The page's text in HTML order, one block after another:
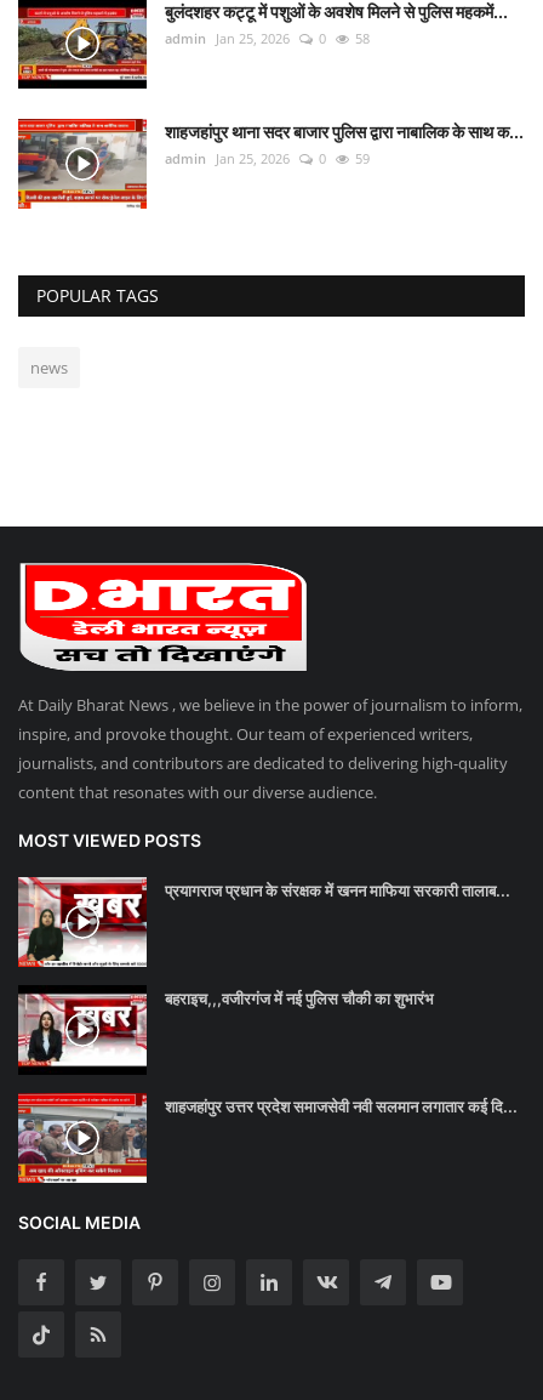
बुलंदशहर कट्टू में पशुओं के अवशेष मिलने से पुलिस महकमें...
admin Jan 25, 2026 0 58
शाहजहांपुर थाना सदर बाजार पुलिस द्वारा नाबालिक के साथ क...
admin Jan 25, 2026 0 59
POPULAR TAGS
news
At Daily Bharat News , we believe in the power of journalism to inform,
inspire, and provoke thought. Our team of experienced writers,
journalists, and contributors are dedicated to delivering high-quality
content that resonates with our diverse audience.
MOST VIEWED POSTS
प्रयागराज प्रधान के संरक्षक में खनन माफिया सरकारी तालाब...
बहराइच,,,वजीरगंज में नई पुलिस चौकी का शुभारंभ
शाहजहांपुर उत्तर प्रदेश समाजसेवी नवी सलमान लगातार कई दि...
SOCIAL MEDIA